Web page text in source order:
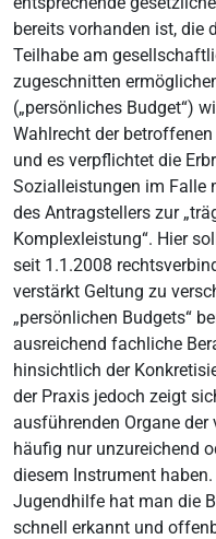
bereits vorhanden ist, die
Teilhabe am
zugeschnitten
(„persönliches Budget“)
Wahlrecht der
und es verpflichtet die
Sozialleistungen im Falle
des Antragstellers zur
Komplexleistung“. Hier
seit 1.1.2008
verstärkt Geltung zu
„persönlichen Budgets“
ausreichend fachliche
hinsichtlich der
der Praxis jedoch zeigt
ausführenden Organe
häufig nur unzureichend
diesem Instrument
Jugendhilfe hat man die
schnell erkannt und